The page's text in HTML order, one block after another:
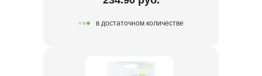
в достаточном количестве